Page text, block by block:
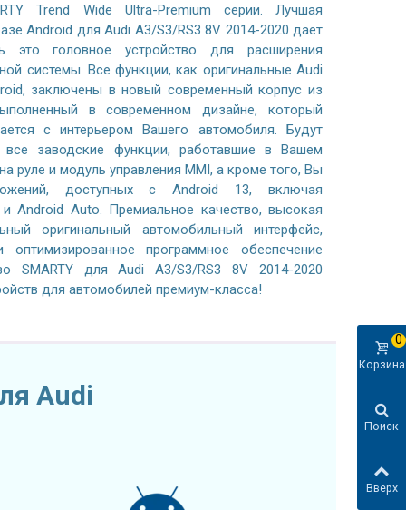
Trend Wide Ultra-Premium серии. Лучшая
Android для Audi A3/S3/RS3 8V 2014-2020 дает
это головное устройство для расширения
системы. Все функции, как оригинальные Audi
заключены в новый современный корпус из
в современном дизайне, который
с интерьером Вашего автомобиля. Будут
все заводские функции, работавшие в Вашем
руле и модуль управления MMI, а кроме того, Вы
доступных с Android 13, включая
Android Auto. Премиальное качество, высокая
оригинальный автомобильный интерфейс,
программное обеспечение
SMARTY для Audi A3/S3/RS3 8V 2014-2020
для автомобилей премиум-класса!
Audi
Корзина
0
Поиск
Вверх